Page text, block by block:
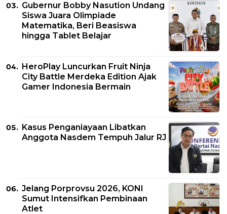
Gubernur Bobby Nasution Undang
Siswa Juara Olimpiade
Matematika, Beri Beasiswa
hingga Tablet Belajar
HeroPlay Luncurkan Fruit Ninja
City Battle Merdeka Edition Ajak
Gamer Indonesia Bermain
Kasus Penganiayaan Libatkan
Anggota Nasdem Tempuh Jalur RJ
Jelang Porprovsu 2026, KONI
Sumut Intensifkan Pembinaan
Atlet